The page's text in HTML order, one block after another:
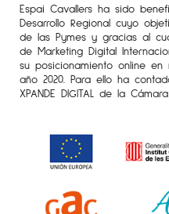
Espai Cavallers ha sido
Desarrollo Regional cuyo
de las Pymes y gracias al
de Marketing Digital
su posicionamiento online
año 2020. Para ello ha
XPANDE DIGITAL de la